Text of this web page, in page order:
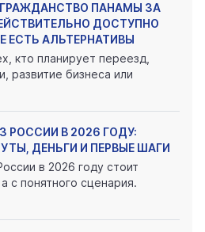
ПАНАМЫ ЗА
ДОСТУПНО
ЕСТЬ АЛЬТЕРНАТИВЫ
кто планирует переезд,
развитие бизнеса или
РОССИИ В 2026 ГОДУ:
ДЕНЬГИ И ПЕРВЫЕ ШАГИ
в 2026 году стоит
с понятного сценария.